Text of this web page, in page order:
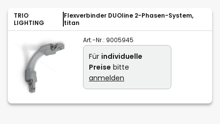
TRIO
LIGHTING
Flexverbinder DUOline 2-Phasen-System,
titan
Art.-Nr.: 9005945
Für individuelle
Preise bitte
anmelden